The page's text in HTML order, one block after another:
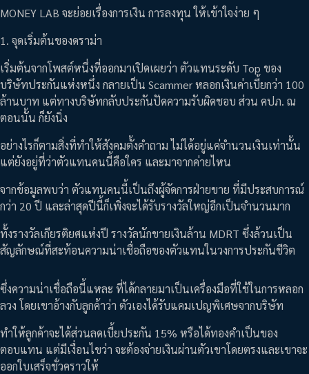
MONEY LAB จะย่อยเรื่องการเงิน การลงทุน ให้เข้าใจง่าย ๆ
1. จุดเริ่มต้นของดราม่า
เริ่มต้นจากโพสต์หนึ่งที่ออกมาเปิดเผยว่า ตัวแทนระดับ Top ของ
บริษัทประกันแห่งหนึ่ง กลายเป็น Scammer หลอกเงินค่าเบี้ยกว่า 100
ล้านบาท แต่ทางบริษัทกลับประกันปัดความรับผิดชอบ ส่วน คปภ. ณ
ตอนนั้น ก็ยังนิ่ง
อย่างไรก็ตามสิ่งที่ทำให้สังคมตั้งคำถาม ไม่ได้อยู่แค่จำนวนเงินเท่านั้น
แต่ยังอยู่ที่ว่าตัวแทนคนนี้คือใคร และมาจากค่ายไหน
จากข้อมูลพบว่า ตัวแทนคนนี้เป็นถึงผู้จัดการฝ่ายขาย ที่มีประสบการณ์
กว่า 20 ปี และล่าสุดปีนี้ก็เพิ่งจะได้รับรางวัลใหญ่อีกเป็นจำนวนมาก
ทั้งรางวัลเกียรติยศแห่งปี รางวัลนักขายเงินล้าน MDRT ซึ่งล้วนเป็น
สัญลักษณ์ที่สะท้อนความน่าเชื่อถือของตัวแทนในวงการประกันชีวิต
ซึ่งความน่าเชื่อถือนี้แหละ ที่ได้กลายมาเป็นเครื่องมือที่ใช้ในการหลอก
ลวง โดยเขาอ้างกับลูกค้าว่า ตัวเองได้รับแคมเปญพิเศษจากบริษัท
ทำให้ลูกค้าจะได้ส่วนลดเบี้ยประกัน 15% หรือได้ทองคำเป็นของ
ตอบแทน แต่มีเงื่อนไขว่า จะต้องจ่ายเงินผ่านตัวเขาโดยตรงและเขาจะ
ออกใบเสร็จชั่วคราวให้